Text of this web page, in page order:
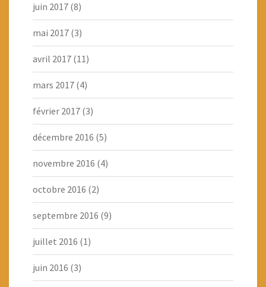
juin 2017 (8)
mai 2017 (3)
avril 2017 (11)
mars 2017 (4)
février 2017 (3)
décembre 2016 (5)
novembre 2016 (4)
octobre 2016 (2)
septembre 2016 (9)
juillet 2016 (1)
juin 2016 (3)